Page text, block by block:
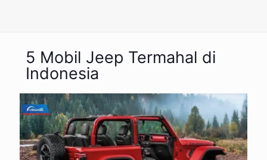
5 Mobil Jeep Termahal di
Indonesia